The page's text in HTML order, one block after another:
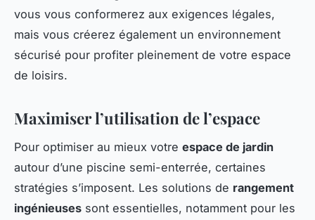
vous vous conformerez aux exigences légales,
mais vous créerez également un environnement
sécurisé pour profiter pleinement de votre espace
de loisirs.
Maximiser l’utilisation de l’espace
Pour optimiser au mieux votre espace de jardin
autour d’une piscine semi-enterrée, certaines
stratégies s’imposent. Les solutions de rangement
ingénieuses sont essentielles, notamment pour les